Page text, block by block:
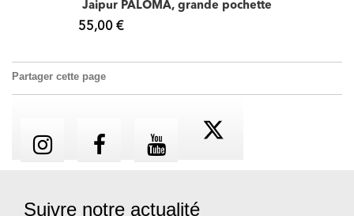
Jaipur PALOMA, grande pochette
55,00 €
Partager cette page
Suivre notre actualité